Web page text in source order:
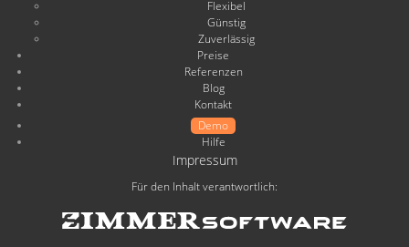
Flexibel
Günstig
Zuverlässig
Preise
Referenzen
Blog
Kontakt
Demo
Hilfe
Impressum
Für den Inhalt verantwortlich: